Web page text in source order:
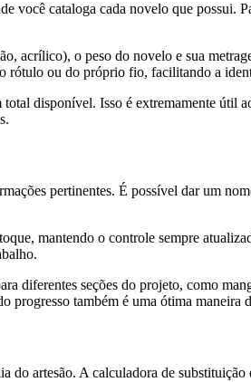
você cataloga cada novelo que possui.
acrílico), o peso do novelo e sua
rótulo ou do próprio fio, facilitando a
disponível. Isso é extremamente útil
pertinentes. É possível dar um
mantendo o controle sempre
diferentes seções do projeto, como
também é uma ótima
artesão. A calculadora de